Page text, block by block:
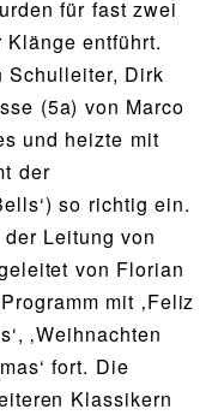
für fast zwei
entführt.
Schulleiter, Dirk
(5a) von Marco
und heizte mit
der
so richtig ein.
Leitung von
von Florian
mit ‚Feliz
‚Weihnachten
fort. Die
Klassikern